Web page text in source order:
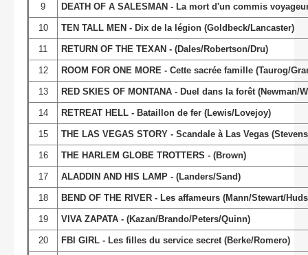
9 DEATH OF A SALESMAN - La mort d'un commis
10 TEN TALL MEN - Dix de la légion (Goldbeck/Lancaster)
11 RETURN OF THE TEXAN - (Dales/Robertson/Dru)
12 ROOM FOR ONE MORE - Cette sacrée famille (Taurog/
13 RED SKIES OF MONTANA - Duel dans la forêt (Newman/
14 RETREAT HELL - Bataillon de fer (Lewis/Lovejoy)
15 THE LAS VEGAS STORY - Scandale à Las Vegas
16 THE HARLEM GLOBE TROTTERS - (Brown)
17 ALADDIN AND HIS LAMP - (Landers/Sand)
18 BEND OF THE RIVER - Les affameurs (Mann/Stewart/
19 VIVA ZAPATA - (Kazan/Brando/Peters/Quinn)
20 FBI GIRL - Les filles du service secret (Berke/Romero)